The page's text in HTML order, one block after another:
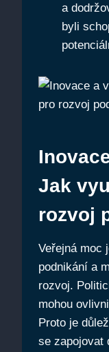
a
byli
Jak
rozvoj
Veřejná moc
podnikání a
rozvoj.
mohou
Proto je
se zapojovat